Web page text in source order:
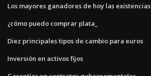
Los mayores ganadores de hoy las existencias
¿cómo puedo comprar plata_
Diez principales tipos de cambio para euros
Inversión en activos fijos